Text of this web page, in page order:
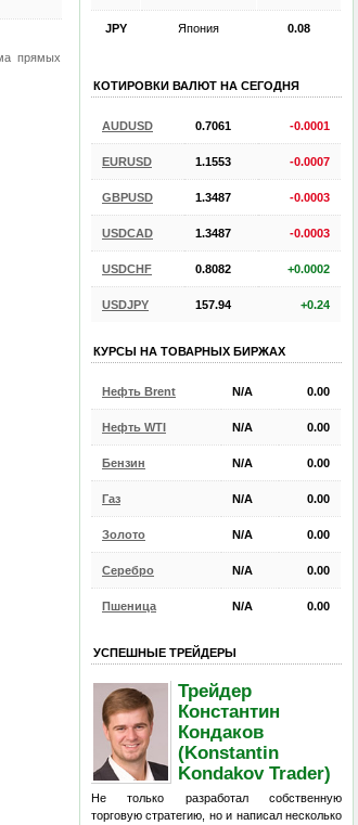
прямых
JPY Япония 0.08
КОТИРОВКИ ВАЛЮТ НА СЕГОДНЯ
AUDUSD 0.7061 -0.0001
EURUSD 1.1553 -0.0007
GBPUSD 1.3487 -0.0003
USDCAD 1.3487 -0.0003
USDCHF 0.8082 +0.0002
USDJPY 157.94 +0.24
КУРСЫ НА ТОВАРНЫХ БИРЖАХ
Нефть Brent N/A 0.00
Нефть WTI N/A 0.00
Бензин N/A 0.00
Газ N/A 0.00
Золото N/A 0.00
Серебро N/A 0.00
Пшеница N/A 0.00
УСПЕШНЫЕ ТРЕЙДЕРЫ
Трейдер
Константин
Кондаков
(Konstantin
Kondakov Trader)
Не только разработал собственную
торговую стратегию, но и написал несколько